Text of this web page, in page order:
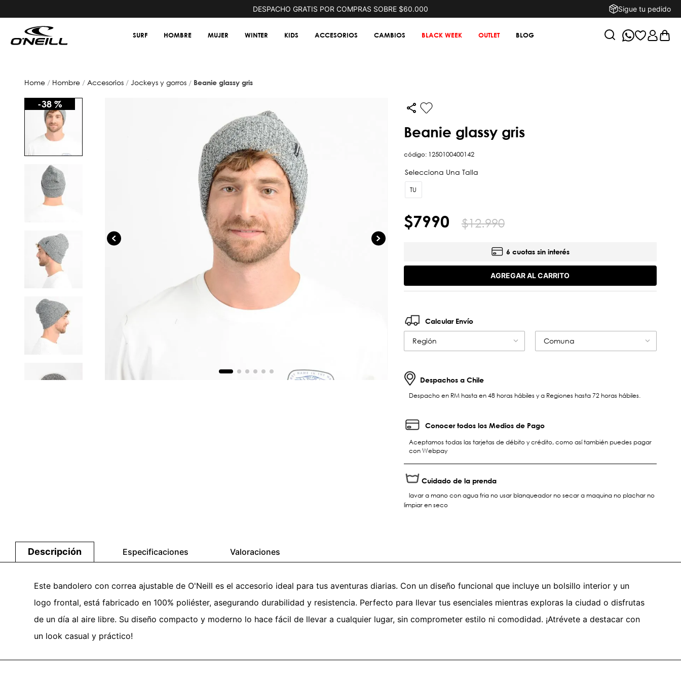
DESPACHO GRATIS POR COMPRAS SOBRE $60.000 Sigue tu pedido
SURF HOMBRE MUJER WINTER KIDS ACCESORIOS CAMBIOS BLACK WEEK OUTLET BLOG
hombre accesorios jockeys y gorros beanie glassy gris
-38 %
beanie glassy gris
código: 1250100400142
TU
$7990 $12.990
6 cuotas sin interés
AGREGAR AL CARRITO
Calcular Envío
Región Comuna
Despachos a Chile
Despacho en RM hasta en 48 horas hábiles y a Regiones hasta 72 horas hábiles.
Conocer todos los Medios de Pago
Aceptamos todas las tarjetas de débito y crédito, como así también puedes pagar
con Webpay
Cuidado de la prenda
lavar a mano con agua fria no usar blanqueador no secar a maquina no plachar no
limpiar en seco
Descripción Especificaciones Valoraciones
Este bandolero con correa ajustable de O'Neill es el accesorio ideal para tus aventuras diarias. Con un diseño funcional que incluye un bolsillo interior y un
logo frontal, está fabricado en 100% poliéster, asegurando durabilidad y resistencia. Perfecto para llevar tus esenciales mientras exploras la ciudad o disfrutas
de un día al aire libre. Su diseño compacto y moderno lo hace fácil de llevar a cualquier lugar, sin comprometer estilo ni comodidad. ¡Atrévete a destacar con
un look casual y práctico!